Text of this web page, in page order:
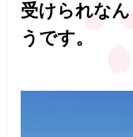
受けられな
うです。